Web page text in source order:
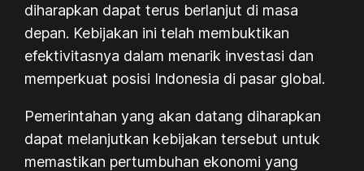
diharapkan dapat terus berlanjut di masa
depan. Kebijakan ini telah membuktikan
efektivitasnya dalam menarik investasi dan
memperkuat posisi Indonesia di pasar global.
Pemerintahan yang akan datang diharapkan
dapat melanjutkan kebijakan tersebut untuk
memastikan pertumbuhan ekonomi yang